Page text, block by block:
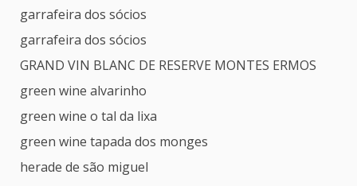
garrafeira dos sócios
garrafeira dos sócios
GRAND VIN BLANC DE RESERVE MONTES ERMOS
green wine alvarinho
green wine o tal da lixa
green wine tapada dos monges
herade de são miguel